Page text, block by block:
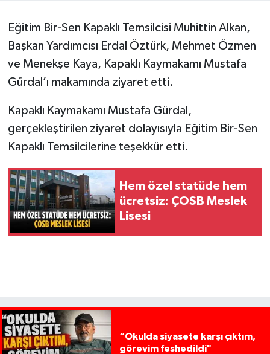
Eğitim Bir-Sen Kapaklı Temsilcisi Muhittin Alkan,
Başkan Yardımcısı Erdal Öztürk, Mehmet Özmen
ve Menekşe Kaya, Kapaklı Kaymakamı Mustafa
Gürdal’ı makamında ziyaret etti.
Kapaklı Kaymakamı Mustafa Gürdal,
gerçekleştirilen ziyaret dolayısıyla Eğitim Bir-Sen
Kapaklı Temsilcilerine teşekkür etti.
Hem özel statüde hem
ücretsiz: ÇOSB Meslek
Lisesi
“Okulda siyasete karşı çıktım,
görevim feshedildi"